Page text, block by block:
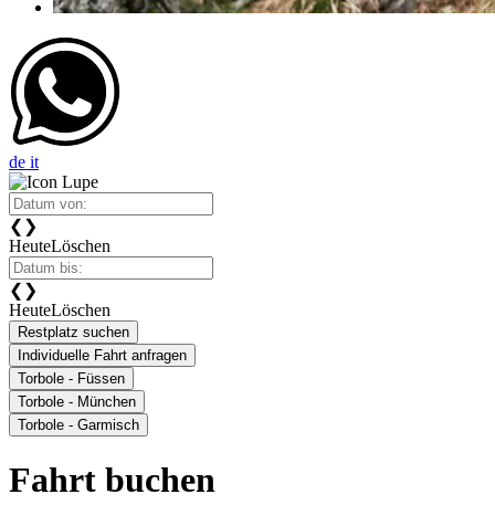
de it
❮ ❯
HeuteLöschen
❮ ❯
HeuteLöschen
Restplatz suchen
Individuelle Fahrt anfragen
Torbole - Füssen
Torbole - München
Torbole - Garmisch
Fahrt buchen